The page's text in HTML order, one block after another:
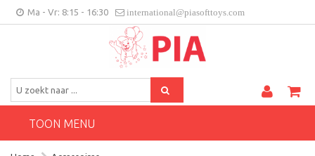
Ma - Vr: 8:15 - 16:30 international@piasofttoys.com
Klantenfeedback
BE/NL
TOON MENU